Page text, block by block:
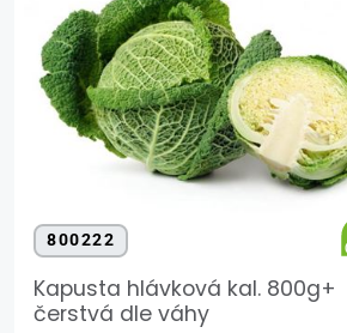
800222
Kapusta hlávková kal. 800g+
čerstvá dle váhy